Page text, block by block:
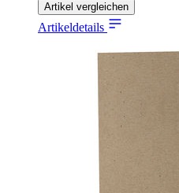
Artikel vergleichen
Artikeldetails